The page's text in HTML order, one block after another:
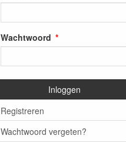
Wachtwoord
Inloggen
Registreren
Wachtwoord vergeten?